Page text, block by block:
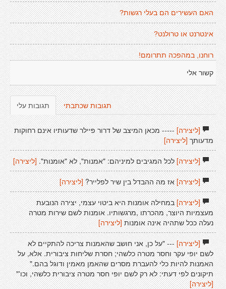
האם העשירים הם בעלי רגשות?
אינטרנט או טרולנט?
רוחנו, במהפכה תתרומם!
קשור אלי
תגובות עלי תגובות שכתבתי
[ליצירה]----- מכאן המיצב של דרור פיילר שדעותיו אינם רחוקות
מדעותך [ליצירה]
[ליצירה]לכל המגיבים למיניהם: "אמנות", לא "אומנות". [ליצירה]
[ליצירה]אז מה ההבדל בין שיר לפלייר? [ליצירה]
[ליצירה]במחילה אומנות היא ביטוי עצמי, יצירה הנובעת
מעצמיות היוצר, מהכרתו ,מרגשותיו. אומנות לשם שירות מטרה
נעלה ככל שתהיה אינה אומנות[ליצירה]
[ליצירה]--- "על כן, אני חושב שהאמנות צריכה להתקיים לא
לשם יופי עקר וחסר מטרה כלשהי; חסרת שליחות ציבורית. אלא, על
האמנות להיות כלי להעברת מסרים שהאמן מאמין ודוגל בהם."
תיקונים לפי דעתי: לא רק לשם יופי חסר מטרה ציבורית כלשהי, וכו'"
[ליצירה]